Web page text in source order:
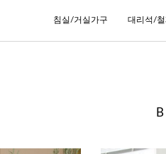
침실/거실가구 대리석/